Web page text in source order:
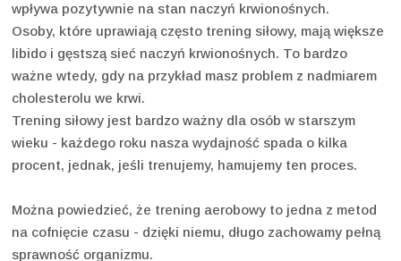
wpływa pozytywnie na stan naczyń krwionośnych.
Osoby, które uprawiają często trening siłowy, mają większe
libido i gęstszą sieć naczyń krwionośnych. To bardzo
ważne wtedy, gdy na przykład masz problem z nadmiarem
cholesterolu we krwi.
Trening siłowy jest bardzo ważny dla osób w starszym
wieku - każdego roku nasza wydajność spada o kilka
procent, jednak, jeśli trenujemy, hamujemy ten proces.
Można powiedzieć, że trening aerobowy to jedna z metod
na cofnięcie czasu - dzięki niemu, długo zachowamy pełną
sprawność organizmu.